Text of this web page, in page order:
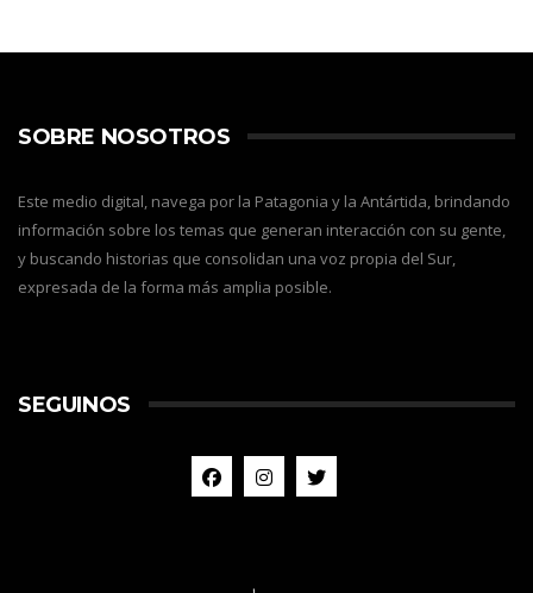
SOBRE NOSOTROS
Este medio digital, navega por la Patagonia y la Antártida, brindando
información sobre los temas que generan interacción con su gente,
y buscando historias que consolidan una voz propia del Sur,
expresada de la forma más amplia posible.
SEGUINOS